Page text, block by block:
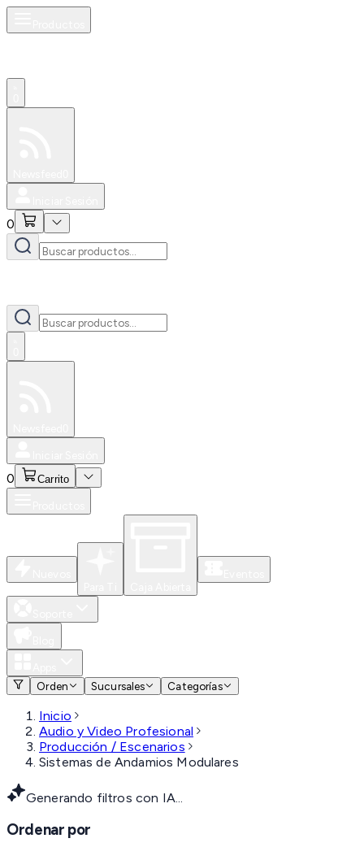
0
0 Carrito
Orden
Sucursales Categorías
Inicio
Audio y Video Profesional
Producción / Escenarios
Sistemas de Andamios Modulares
Generando filtros con IA...
Ordenar por